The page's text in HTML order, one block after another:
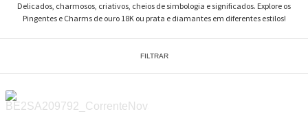
Delicados, charmosos, criativos, cheios de simbologia e significados. Explore os
Pingentes e Charms de ouro 18K ou prata e diamantes em diferentes estilos!
FILTRAR